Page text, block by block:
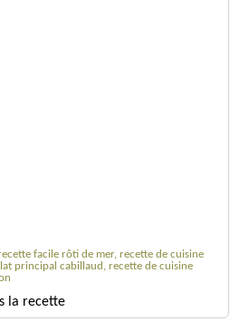
facile rôti de mer, recette de cuisine
principal cabillaud, recette de cuisine
la recette